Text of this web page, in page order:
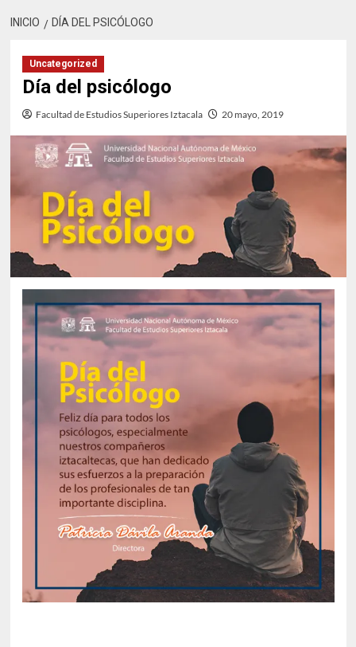
INICIO DÍA DEL PSICÓLOGO
Uncategorized
Día del psicólogo
Facultad de Estudios Superiores Iztacala 20 mayo, 2019